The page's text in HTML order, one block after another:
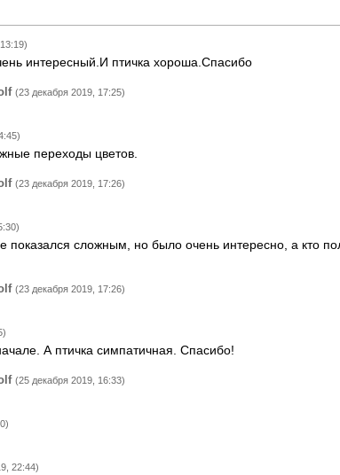
интересный.И птичка хороша.Спасибо
(23 декабря 2019, 17:25)
переходы цветов.
(23 декабря 2019, 17:26)
показался сложным, но было очень интересно, а кто
(23 декабря 2019, 17:26)
А птичка симпатичная. Спасибо!
(25 декабря 2019, 16:33)
22:44)